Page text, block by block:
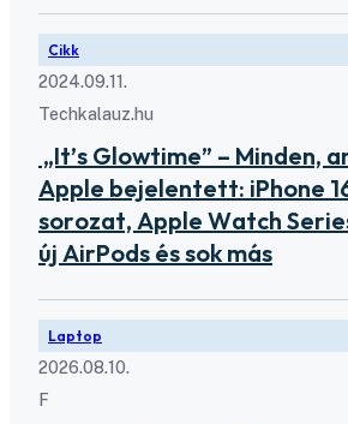
Cikk
2024.09.11.
Techkalauz.hu
„It’s Glowtime” – Minden,
Apple bejelentett: iPhone
sorozat, Apple Watch
új AirPods és sok más
Laptop
2026.08.10.
F